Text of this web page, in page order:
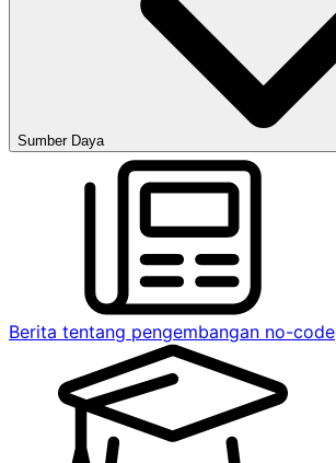
Sumber Daya
Berita tentang pengembangan no-code